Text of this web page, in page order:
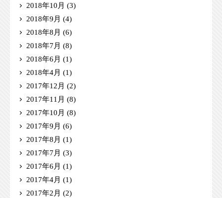
2018年10月 (3)
2018年9月 (4)
2018年8月 (6)
2018年7月 (8)
2018年6月 (1)
2018年4月 (1)
2017年12月 (2)
2017年11月 (8)
2017年10月 (8)
2017年9月 (6)
2017年8月 (1)
2017年7月 (3)
2017年6月 (1)
2017年4月 (1)
2017年2月 (2)